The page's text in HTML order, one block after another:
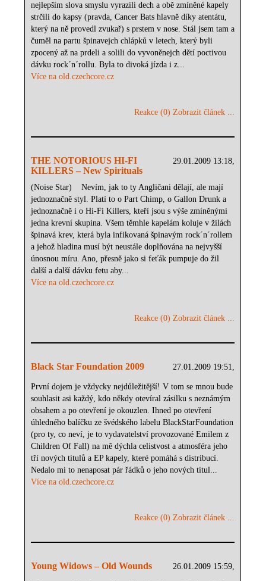
nejlepším slova smyslu vyrazili dech a obě zmíněné kapely
strčili do kapsy (pravda, Cancer Bats hlavně díky atentátu,
který na ně provedl zvukař) s prstem v nose. Stál jsem tam a
čuměl na partu špinavejch chlápků v letech, který byli
zpocený až na prdeli a solili do vyvoněnejch dětí poctivou
dávku rock´n´rollu. Byla to divoká jízda i z...
Více na old.czechcore.cz
Reakce (0) Zobrazit článek ...
29.01.2009 13:18,
THE NOTORIOUS HI-FI
KILLERS – New Spirituals
(Noise Star) Nevím, jak to ty Angličani dělají, ale mají
jednoznačně styl. Platí to o Part Chimp, o Gallon Drunk a
jednoznačně i o Hi-Fi Killers, kteří jsou s výše zmíněnými
jedna krevní skupina. Všem těmhle kapelám koluje v žilách
špinavá krev, která byla infikovaná špinavým rock´n´rollem
a jehož hladina musí být neustále doplňována na nejvyšší
únosnou míru. Ano, přesně jako si feťák pumpuje do žil
další a další dávku fetu aby...
Více na old.czechcore.cz
Reakce (0) Zobrazit článek ...
27.01.2009 19:51,
Black Star Foundation 2009
První dojem je vždycky nejdůležitější! V tom se mnou bude
souhlasit asi každý, kdo někdy otevíral zásilku s neznámým
obsahem a po otevření je okouzlen. Ihned po otevření
úhledného balíčku ze švédského labelu BlackStarFoundation
(pro ty, co neví, je to vydavatelství provozované Emilem z
Children Of Fall) na mě dýchla celistvost a atmosféra jeho
tří nových titulů a EP kapely, které pomáhá s distribucí.
Nedalo mi to nenaposat pár řádků o jeho nových titul...
Více na old.czechcore.cz
Reakce (0) Zobrazit článek ...
26.01.2009 15:59,
Young Widows – Old Wounds